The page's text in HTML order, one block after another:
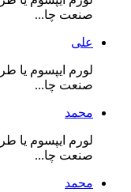
صنعت چا...
علی
لورم ایپسوم یا
صنعت چا...
محمد
لورم ایپسوم یا
صنعت چا...
محمد